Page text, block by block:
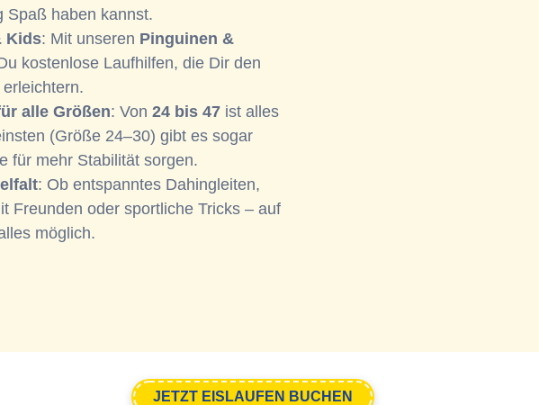
Spaß haben kannst.
Kids: Mit unseren Pinguinen &
kostenlose Laufhilfen, die Dir den
alle Größen: Von 24 bis 47 ist alles
(Größe 24–30) gibt es sogar
für mehr Stabilität sorgen.
: Ob entspanntes Dahingleiten,
Freunden oder sportliche Tricks – auf
möglich.
JETZT EISLAUFEN BUCHEN